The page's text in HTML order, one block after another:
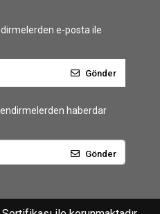
e-posta ile
Gönder
haberdar
Gönder